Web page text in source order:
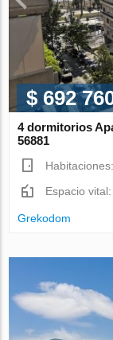
$ 692
4 dormitorios
56881
Espacio vital:
Grekodom